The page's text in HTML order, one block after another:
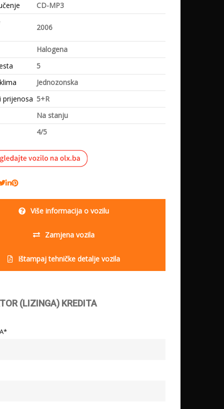
CD-MP3
2006
Halogena
5
Jednozonska
prijenosa 5+R
Na stanju
4/5
Više informacija o vozilu
Zamjena vozila
Ištampaj tehničke detalje vozila
(LIZINGA) KREDITA